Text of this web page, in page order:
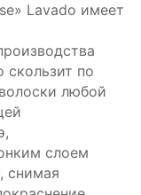
Lavado имеет
скользит по
любой
слоем
снимая